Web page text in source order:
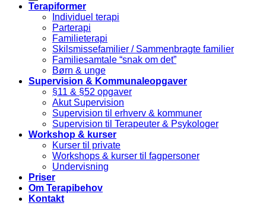
Terapiformer
Individuel terapi
Parterapi
Familieterapi
Skilsmissefamilier / Sammenbragte familier
Familiesamtale “snak om det”
Børn & unge
Supervision & Kommunaleopgaver
§11 & §52 opgaver
Akut Supervision
Supervision til erhverv & kommuner
Supervision til Terapeuter & Psykologer
Workshop & kurser
Kurser til private
Workshops & kurser til fagpersoner
Undervisning
Priser
Om Terapibehov
Kontakt